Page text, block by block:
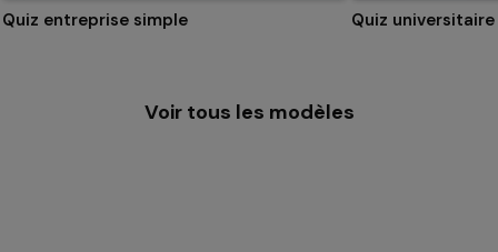
Quiz entreprise simple Quiz universitaire
Voir tous les modèles